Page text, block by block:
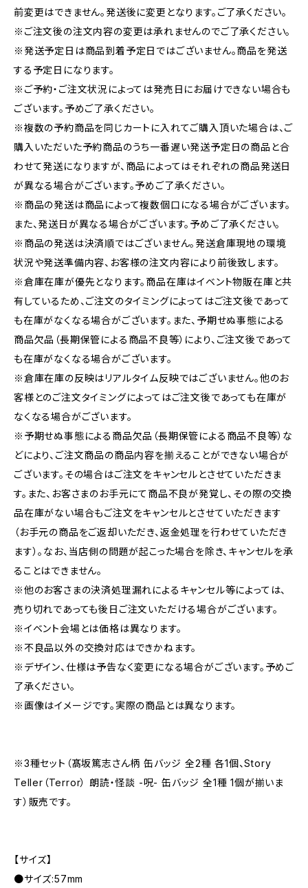
前変更はできません。発送後に変更となります。ご了承ください。
※ご注文後の注文内容の変更は承れませんのでご了承ください。
※発送予定日は商品到着予定日ではございません。商品を発送
する予定日になります。
※ご予約・ご注文状況によっては発売日にお届けできない場合も
ございます。予めご了承ください。
※複数の予約商品を同じカートに入れてご購入頂いた場合は、ご
購入いただいた予約商品のうち一番遅い発送予定日の商品と合
わせて発送になりますが、商品によってはそれぞれの商品発送日
が異なる場合がございます。予めご了承ください。
※商品の発送は商品によって複数個口になる場合がございます。
また、発送日が異なる場合がございます。予めご了承ください。
※商品の発送は決済順ではございません。発送倉庫現地の環境
状況や発送準備内容、お客様の注文内容により前後致します。
※倉庫在庫が優先となります。商品在庫はイベント物販在庫と共
有しているため、ご注文のタイミングによってはご注文後であって
も在庫がなくなる場合がございます。また、予期せぬ事態による
商品欠品（長期保管による商品不良等）により、ご注文後であって
も在庫がなくなる場合がございます。
※倉庫在庫の反映はリアルタイム反映ではございません。他のお
客様とのご注文タイミングによってはご注文後であっても在庫が
なくなる場合がございます。
※予期せぬ事態による商品欠品（長期保管による商品不良等）な
どにより、ご注文商品の商品内容を揃えることができない場合が
ございます。その場合はご注文をキャンセルとさせていただきま
す。また、お客さまのお手元にて商品不良が発覚し、その際の交換
品在庫がない場合もご注文をキャンセルとさせていただきます
（お手元の商品をご返却いただき、返金処理を行わせていただき
ます）。なお、当店側の問題が起こった場合を除き、キャンセルを承
ることはできません。
※他のお客さまの決済処理漏れによるキャンセル等によっては、
売り切れであっても後日ご注文いただける場合がございます。
※イベント会場とは価格は異なります。
※不良品以外の交換対応はできかねます。
※デザイン、仕様は予告なく変更になる場合がございます。予めご
了承ください。
※画像はイメージです。実際の商品とは異なります。
※3種セット（髙坂篤志さん柄 缶バッジ 全2種 各1個、Story
Teller（Terror） 朗読・怪談 -呪- 缶バッジ 全1種 1個が揃いま
す）販売です。
【サイズ】
●サイズ:57mm